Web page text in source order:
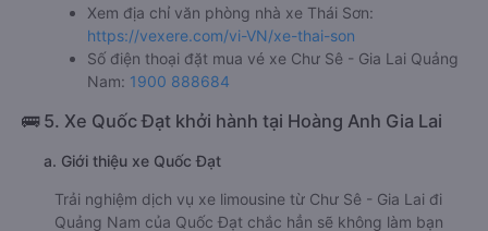
Xem địa chỉ văn phòng nhà xe Thái Sơn:
https://vexere.com/vi-VN/xe-thai-son
Số điện thoại đặt mua vé xe Chư Sê - Gia Lai Quảng
Nam: 1900 888684
🚌 5. Xe Quốc Đạt khởi hành tại Hoàng Anh Gia Lai
a. Giới thiệu xe Quốc Đạt
Trải nghiệm dịch vụ xe limousine từ Chư Sê - Gia Lai đi
Quảng Nam của Quốc Đạt chắc hẳn sẽ không làm bạn